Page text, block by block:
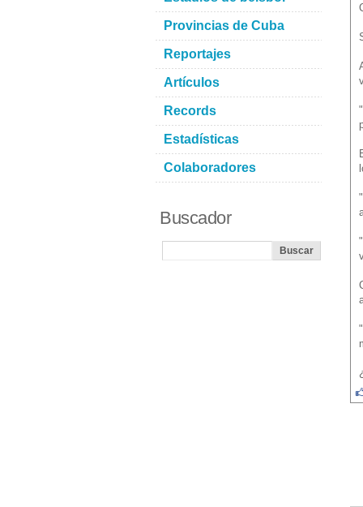
Provincias de Cuba
Reportajes
Artículos
Records
Estadísticas
Colaboradores
Buscador